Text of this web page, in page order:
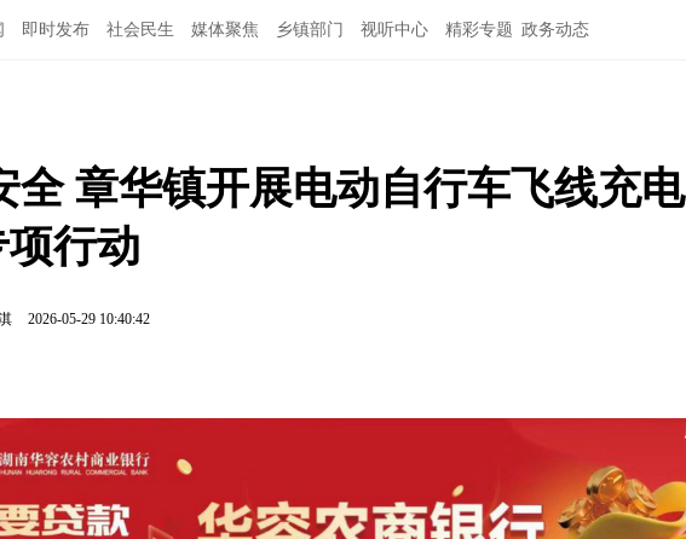
即时发布 社会民生 媒体聚焦 乡镇部门 视听中心 精彩专题 政务动态
全 章华镇开展电动自行车飞线充电
行动
2026-05-29 10:40:42